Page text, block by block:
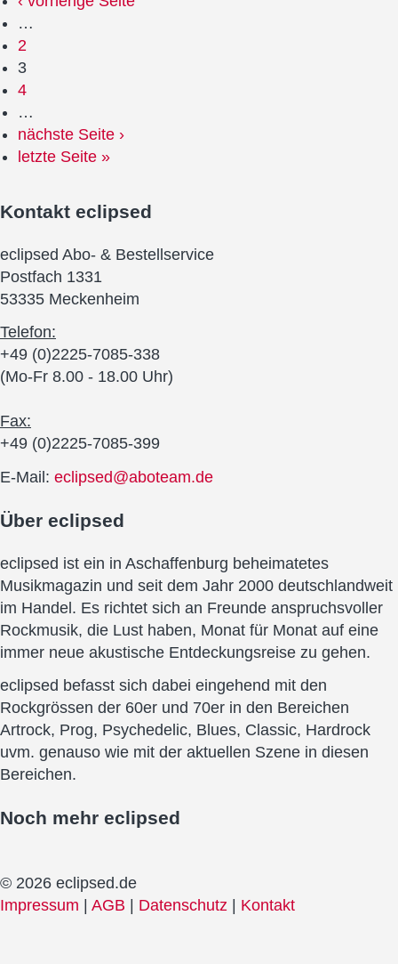
…
2
3
4
…
nächste Seite ›
letzte Seite »
Kontakt eclipsed
eclipsed Abo- & Bestellservice
Postfach 1331
53335 Meckenheim
Telefon:
+49 (0)2225-7085-338
(Mo-Fr 8.00 - 18.00 Uhr)
Fax:
+49 (0)2225-7085-399
E-Mail: eclipsed@aboteam.de
Über eclipsed
eclipsed ist ein in Aschaffenburg beheimatetes
Musikmagazin und seit dem Jahr 2000 deutschlandweit
im Handel. Es richtet sich an Freunde anspruchsvoller
Rockmusik, die Lust haben, Monat für Monat auf eine
immer neue akustische Entdeckungsreise zu gehen.
eclipsed befasst sich dabei eingehend mit den
Rockgrössen der 60er und 70er in den Bereichen
Artrock, Prog, Psychedelic, Blues, Classic, Hardrock
uvm. genauso wie mit der aktuellen Szene in diesen
Bereichen.
Noch mehr eclipsed
© 2026 eclipsed.de
Impressum
AGB Datenschutz Kontakt